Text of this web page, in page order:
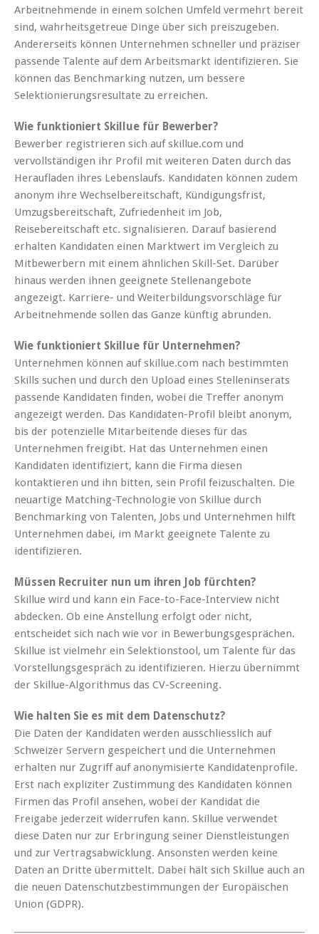
Arbeitnehmende in einem solchen Umfeld vermehrt bereit
sind, wahrheitsgetreue Dinge über sich preiszugeben.
Andererseits können Unternehmen schneller und präziser
passende Talente auf dem Arbeitsmarkt identifizieren. Sie
können das Benchmarking nutzen, um bessere
Selektionierungsresultate zu erreichen.
Wie funktioniert Skillue für Bewerber?
Bewerber registrieren sich auf skillue.com und
vervollständigen ihr Profil mit weiteren Daten durch das
Heraufladen ihres Lebenslaufs. Kandidaten können zudem
anonym ihre Wechselbereitschaft, Kündigungsfrist,
Umzugsbereitschaft, Zufriedenheit im Job,
Reisebereitschaft etc. signalisieren. Darauf basierend
erhalten Kandidaten einen Marktwert im Vergleich zu
Mitbewerbern mit einem ähnlichen Skill-Set. Darüber
hinaus werden ihnen geeignete Stellenangebote
angezeigt. Karriere- und Weiterbildungsvorschläge für
Arbeitnehmende sollen das Ganze künftig abrunden.
Wie funktioniert Skillue für Unternehmen?
Unternehmen können auf skillue.com nach bestimmten
Skills suchen und durch den Upload eines Stelleninserats
passende Kandidaten finden, wobei die Treffer anonym
angezeigt werden. Das Kandidaten-Profil bleibt anonym,
bis der potenzielle Mitarbeitende dieses für das
Unternehmen freigibt. Hat das Unternehmen einen
Kandidaten identifiziert, kann die Firma diesen
kontaktieren und ihn bitten, sein Profil feizuschalten. Die
neuartige Matching-Technologie von Skillue durch
Benchmarking von Talenten, Jobs und Unternehmen hilft
Unternehmen dabei, im Markt geeignete Talente zu
identifizieren.
Müssen Recruiter nun um ihren Job fürchten?
Skillue wird und kann ein Face-to-Face-Interview nicht
abdecken. Ob eine Anstellung erfolgt oder nicht,
entscheidet sich nach wie vor in Bewerbungsgesprächen.
Skillue ist vielmehr ein Selektionstool, um Talente für das
Vorstellungsgespräch zu identifizieren. Hierzu übernimmt
der Skillue-Algorithmus das CV-Screening.
Wie halten Sie es mit dem Datenschutz?
Die Daten der Kandidaten werden ausschliesslich auf
Schweizer Servern gespeichert und die Unternehmen
erhalten nur Zugriff auf anonymisierte Kandidatenprofile.
Erst nach expliziter Zustimmung des Kandidaten können
Firmen das Profil ansehen, wobei der Kandidat die
Freigabe jederzeit widerrufen kann. Skillue verwendet
diese Daten nur zur Erbringung seiner Dienstleistungen
und zur Vertragsabwicklung. Ansonsten werden keine
Daten an Dritte übermittelt. Dabei hält sich Skillue auch an
die neuen Datenschutzbestimmungen der Europäischen
Union (GDPR).